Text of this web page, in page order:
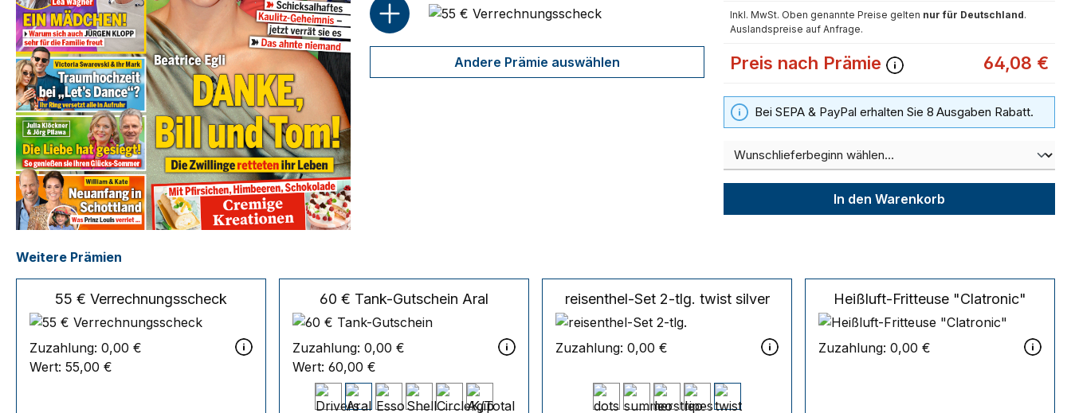
Andere Prämie auswählen
Inkl. MwSt. Oben genannte Preise gelten nur für Deutschland.
Auslandspreise auf Anfrage.
Preis nach Prämie 64,08 €
Bei SEPA & PayPal erhalten Sie 8 Ausgaben Rabatt.
In den Warenkorb
Weitere Prämien
55 € Verrechnungsscheck
Zuzahlung: 0,00 €
Wert: 55,00 €
60 € Tank-Gutschein Aral
Zuzahlung: 0,00 €
Wert: 60,00 €
reisenthel-Set 2-tlg. twist silver
Zuzahlung: 0,00 €
Heißluft-Fritteuse "Clatronic"
Zuzahlung: 0,00 €